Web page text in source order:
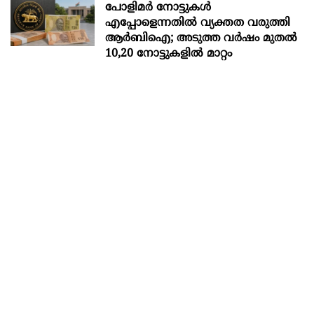
പോളിമർ നോട്ടുകൾ
എപ്പോളെന്നതിൽ വ്യക്തത വരുത്തി
ആർബിഐ; അടുത്ത വർഷം മുതൽ
10,20 നോട്ടുകളിൽ മാറ്റം